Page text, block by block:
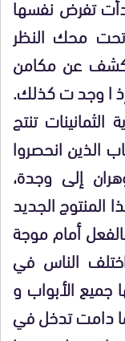
تفرض نفسها
محك النظر
الكشف عن مكامن
وجدت كذلك.
تنتج
الذين انحصروا
إلى وجدة،
الجديد
أمام موجة
الناس في
الأبواب و
ما دامت تدخل في